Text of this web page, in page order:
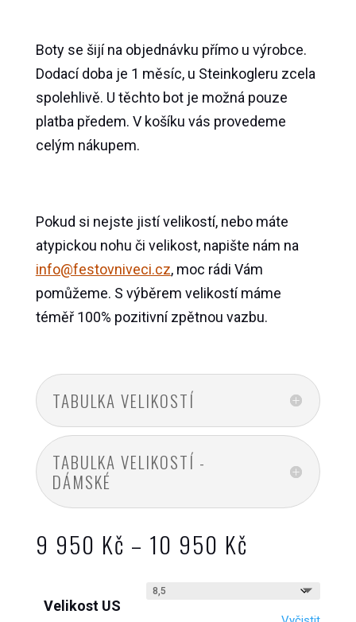
Boty se šijí na objednávku přímo u výrobce.
Dodací doba je 1 měsíc, u Steinkogleru zcela
spolehlivě. U těchto bot je možná pouze
platba předem. V košíku vás provedeme
celým nákupem.
Pokud si nejste jistí velikostí, nebo máte
atypickou nohu či velikost, napište nám na
info@festovniveci.cz, moc rádi Vám
pomůžeme. S výběrem velikostí máme
téměř 100% pozitivní zpětnou vazbu.
TABULKA VELIKOSTÍ
TABULKA VELIKOSTÍ -
DÁMSKÉ
9 950 Kč – 10 950 Kč
950 Kč
Velikost US